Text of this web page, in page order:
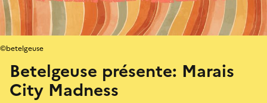
Betelgeuse présente: Marais
City Madness
©betelgeuse